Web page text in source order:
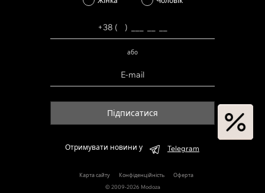
або
Підписатися
Отримувати новини у Telegram
Карта сайту Конфіденційність
Оферта
© 2009-2026 Modoza